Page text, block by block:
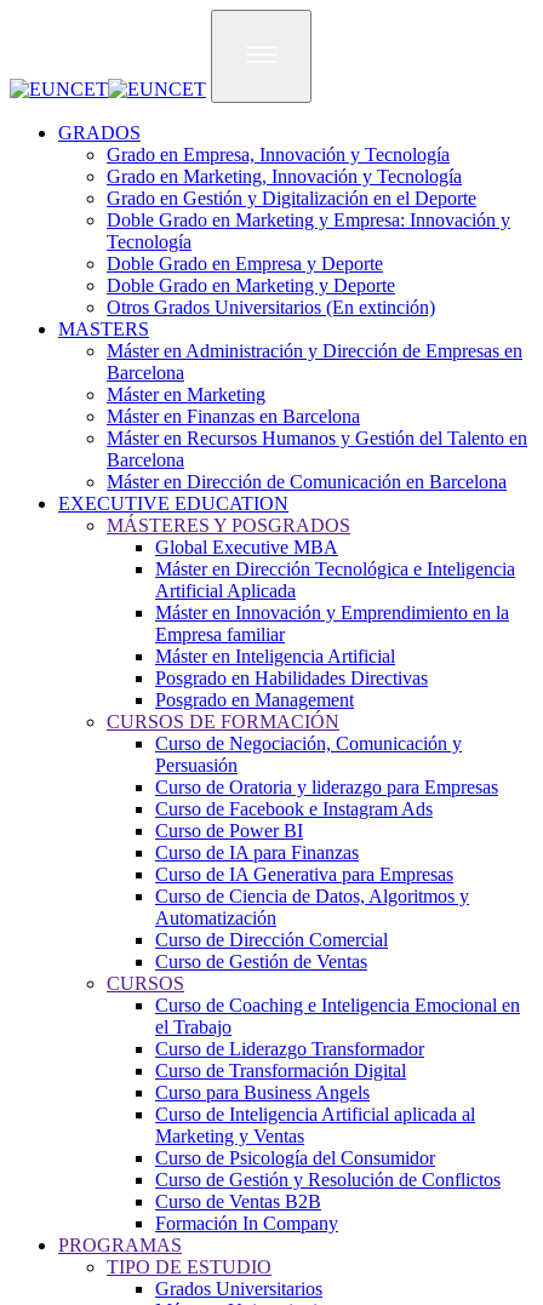
principal
GRADOS
Grado en Empresa, Innovación y Tecnología
Grado en Marketing, Innovación y Tecnología
Grado en Gestión y Digitalización en el Deporte
Doble Grado en Marketing y Empresa: Innovación y
Tecnología
Doble Grado en Empresa y Deporte
Doble Grado en Marketing y Deporte
Otros Grados Universitarios (En extinción)
MASTERS
Máster en Administración y Dirección de Empresas en
Barcelona
Máster en Marketing
Máster en Finanzas en Barcelona
Máster en Recursos Humanos y Gestión del Talento en
Barcelona
Máster en Dirección de Comunicación en Barcelona
EXECUTIVE EDUCATION
MÁSTERES Y POSGRADOS
Global Executive MBA
Máster en Dirección Tecnológica e Inteligencia
Artificial Aplicada
Máster en Innovación y Emprendimiento en la
Empresa familiar
Máster en Inteligencia Artificial
Posgrado en Habilidades Directivas
Posgrado en Management
CURSOS DE FORMACIÓN
Curso de Negociación, Comunicación y
Persuasión
Curso de Oratoria y liderazgo para Empresas
Curso de Facebook e Instagram Ads
Curso de Power BI
Curso de IA para Finanzas
Curso de IA Generativa para Empresas
Curso de Ciencia de Datos, Algoritmos y
Automatización
Curso de Dirección Comercial
Curso de Gestión de Ventas
CURSOS
Curso de Coaching e Inteligencia Emocional en
el Trabajo
Curso de Liderazgo Transformador
Curso de Transformación Digital
Curso para Business Angels
Curso de Inteligencia Artificial aplicada al
Marketing y Ventas
Curso de Psicología del Consumidor
Curso de Gestión y Resolución de Conflictos
Curso de Ventas B2B
Formación In Company
PROGRAMAS
TIPO DE ESTUDIO
Grados Universitarios